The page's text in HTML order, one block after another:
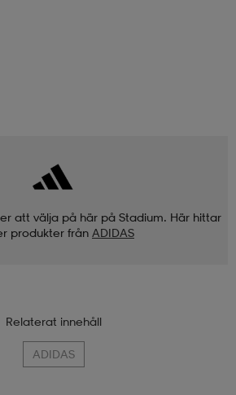
att välja på här på Stadium. Här hittar
produkter från ADIDAS
Relaterat innehåll
ADIDAS